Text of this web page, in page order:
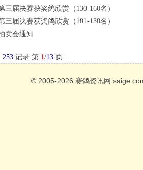
三届决赛获奖鸽欣赏（130-160名）
三届决赛获奖鸽欣赏（101-130名）
卖会通知
253 记录 第 1/13 页
© 2005-2026 赛鸽资讯网